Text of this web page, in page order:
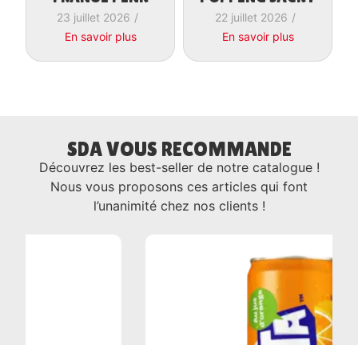
23 juillet 2026 /
En savoir plus
22 juillet 2026 /
En savoir plus
SDA VOUS RECOMMANDE
Découvrez les best-seller de notre catalogue !
Nous vous proposons ces articles qui font
l’unanimité chez nos clients !